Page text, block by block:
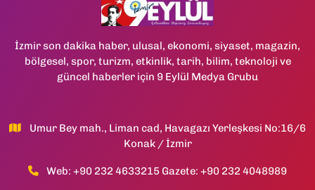
İzmir son dakika haber, ulusal, ekonomi, siyaset, magazin,
bölgesel, spor, turizm, etkinlik, tarih, bilim, teknoloji ve
güncel haberler için 9 Eylül Medya Grubu
Umur Bey mah., Liman cad, Havagazı Yerleşkesi No:16/6
Konak / İzmir
Web: +90 232 4633215 Gazete: +90 232 4048989